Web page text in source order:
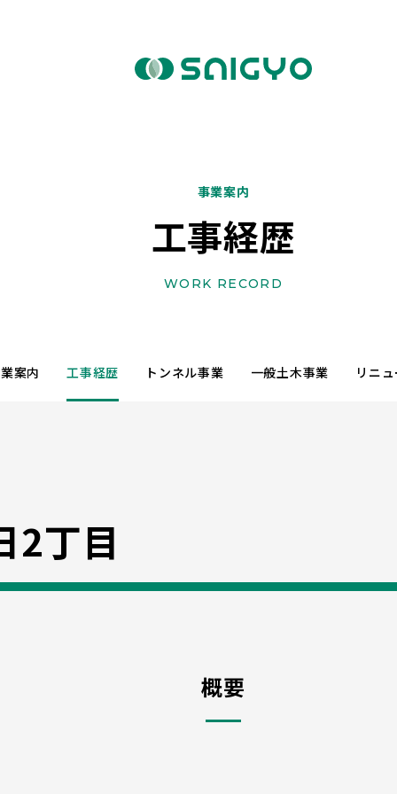
事業案内
工事経歴
WORK RECORD
案内 工事経歴 トンネル事業 一般土木事業 リニ
2丁目
概要